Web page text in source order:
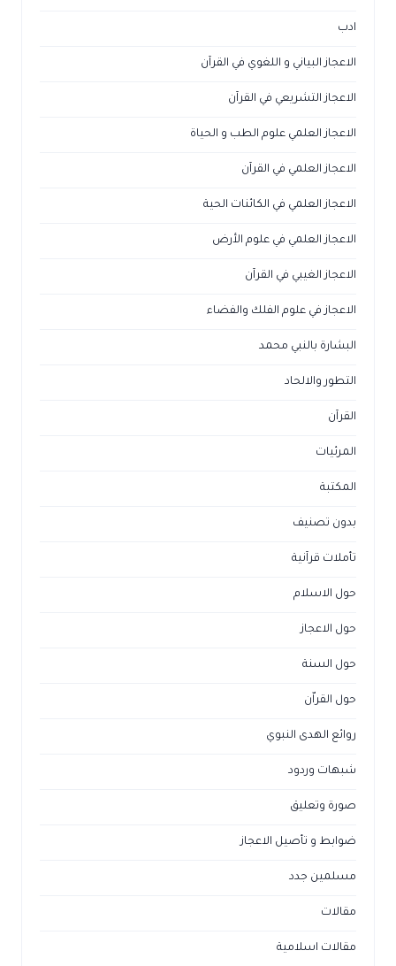
ادب
الاعجاز البياني و اللغوي في القرآن
الاعجاز التشريعي في القرآن
الاعجاز العلمي علوم الطب و الحياة
الاعجاز العلمي في القرآن
الاعجاز العلمي في الكائنات الحية
الاعجاز العلمي في علوم الأرض
الاعجاز الغيبي في القرآن
الاعجاز في علوم الفلك والفضاء
البشارة بالنبي محمد
التطور والالحاد
القرآن
المرئيات
المكتبة
بدون تصنيف
تأملات قرآنية
حول الاسلام
حول الاعجاز
حول السنة
حول القراّن
روائع الهدى النبوي
شبهات وردود
صورة وتعليق
ضوابط و تأصيل الاعجاز
مسلمين جدد
مقالات
مقالات اسلامية